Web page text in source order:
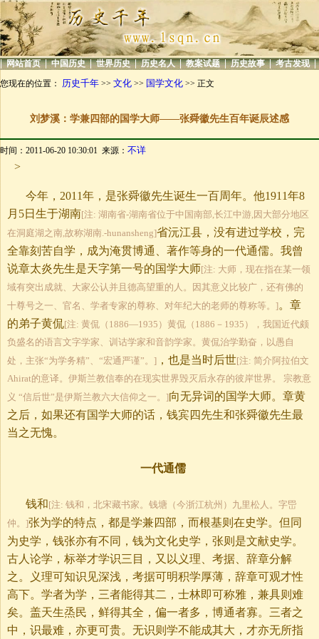
| 网站首页 | 中国历史 | 世界历史 | 历史名人 | 教案试题 | 历史故事 | 考古发现 |
您现在的位置： 历史千年 >> 文化 >> 国学文化 >> 正文
刘梦溪：学兼四部的国学大师——张舜徽先生百年诞辰述感
时间：2011-06-20 10:30:01 来源： 不详
>
今年，2011年，是张舜徽先生诞生一百周年。他1911年8
月5日 生于湖南[注: 湖南省-湖南省位于中国南部,长江中游,因大部分地区
在洞庭湖之南,故称湖南.-hunansheng]省沅江县，没有进过学校，完
全靠刻苦自学，成为淹贯博通、著作等身的一代通儒。我曾
说章太炎先生是天字第一号的国学大师[注: 大师，现在指在某一领
域有突出成就、大家公认并且德高望重的人。因其意义比较广，还有佛的
十尊号之一、官名、学者专家的尊称、对年纪大的老师的尊称等。]。章
的弟子黄侃[注: 黄侃（1886—1935）黄侃（1886－1935），我国近代颇
负盛名的语言文字学家、训诂学家和音韵学家。黄侃治学勤奋，以愚自
处，主张“为学务精”、“宏通严谨”。] ，也是当时后世[注: 简介阿拉伯文
Ahirat的意译。伊斯兰教信奉的在现实世界毁灭后永存的彼岸世界。 宗教意
义 “信后世”是伊斯兰教六大信仰之一。]向无异词的国学大师。章黄
之后，如果还有国学大师的话，钱宾四先生和张舜徽先生最
当之无愧。
一代通儒
钱和[注: 钱和，北宋藏书家。钱塘（今浙江杭州）九里松人。字岊
仲。]张为学的特点，都是学兼四部，而根基则在史学。但同
为史学，钱张亦有不同，钱为文化史学，张则是文献史学。
古人论学，标举才学识三目，又以义理、考据、辞章分解
之。义理可知识见深浅，考据可明积学厚薄，辞章可观才性
高下。学者为学，三者能得其二，士林即可称雅，兼具则难
矣。盖天生烝民，鲜得其全，偏一者多，博通者寡。三者之
中，识最难，亦更可贵。无识则学不能成其大，才亦无所指